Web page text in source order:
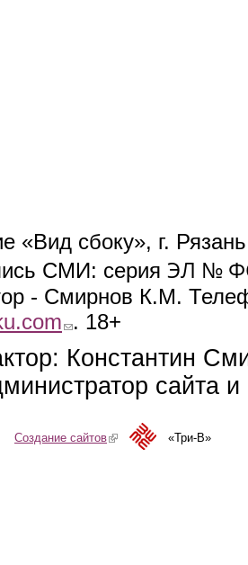
«Вид сбоку», г.
СМИ: серия ЭЛ №
- Смирнов К.М.
(link sends e-mail)
. 18+
Константин
сайта
Создание сайтов(link is external)«Три-В»